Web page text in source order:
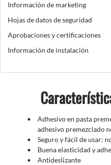
Información de marketing
Hojas de datos de seguridad
Aprobaciones y certificaciones
Información de instalación
Adhesivo en pasta
adhesivo premezclado
Seguro y fácil de usar:
Buena elasticidad y
Antideslizante